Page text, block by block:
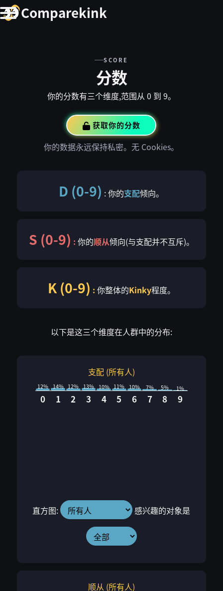
Comparekink
SCORE
分数
你的分数有三个维度,范围从 0 到 9。
获取你的分数
你的数据永远保持私密。无 Cookies。
D (0-9) : 你的支配倾向。
S (0-9) : 你的顺从倾向(与支配并不互斥)。
K (0-9) : 你整体的Kinky程度。
以下是这三个维度在人群中的分布:
支配 (所有人)
0
12%
1
14%
2
12%
3
13%
4
10%
5
11%
6
10%
7
7%
8
5%
9
1%
直方图: 感兴趣的对象是
顺从 (所有人)